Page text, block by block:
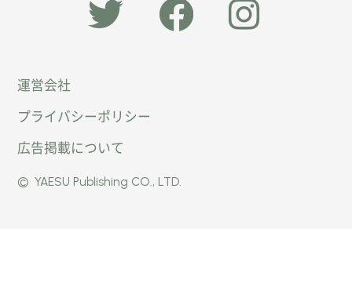
ン
パー」
公式 Faceb
運営会社
プライバシーポリシー
広告掲載について
© YAESU Publishing CO., LTD.